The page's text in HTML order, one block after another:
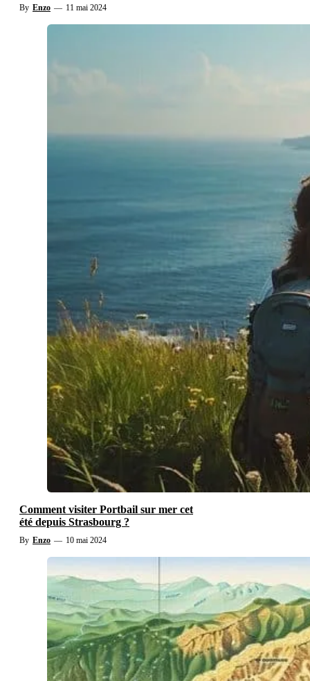
By Enzo — 11 mai 2024
Comment visiter Portbail sur mer cet
été depuis Strasbourg ?
By Enzo — 10 mai 2024